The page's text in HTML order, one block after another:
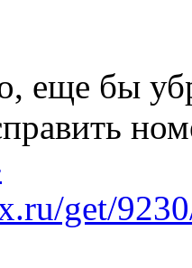
еще бы
get/